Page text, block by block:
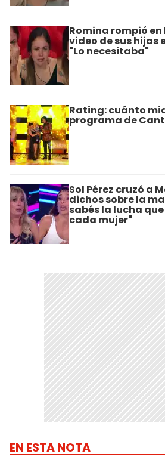
Romina rompió
video de sus hijas
"Lo necesitaba"
Rating: cuánto
programa de
Sol Pérez cruzó a
dichos sobre la
sabés la lucha
cada mujer"
EN ESTA NOTA